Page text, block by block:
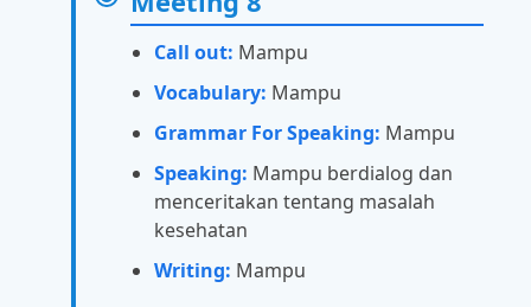
Call out: Mampu
Vocabulary: Mampu
Grammar For Speaking: Mampu
Speaking: Mampu berdialog dan
menceritakan tentang masalah
kesehatan
Writing: Mampu